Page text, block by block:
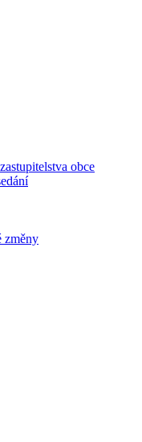
obce
změny